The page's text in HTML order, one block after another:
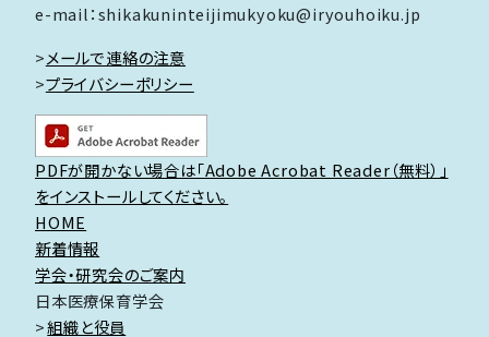
e-mail：shikakuninteijimukyoku@iryouhoiku.jp
>メールで連絡の注意
>プライバシーポリシー
PDFが開かない場合は「Adobe Acrobat Reader（無料）」
をインストールしてください。
HOME
新着情報
学会・研究会のご案内
日本医療保育学会
組織と役員